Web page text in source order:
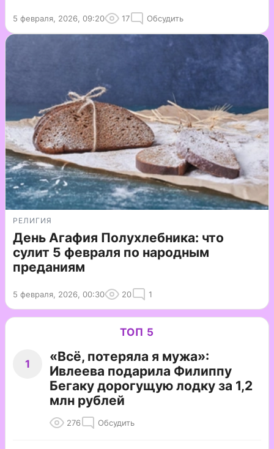
5 февраля, 2026, 09:20 17 Обсудить
РЕЛИГИЯ
День Агафия Полухлебника: что
сулит 5 февраля по народным
преданиям
5 февраля, 2026, 00:30 20 1
ТОП 5
1
«Всё, потеряла я мужа»:
Ивлеева подарила Филиппу
Бегаку дорогущую лодку за 1,2
млн рублей
276 Обсудить